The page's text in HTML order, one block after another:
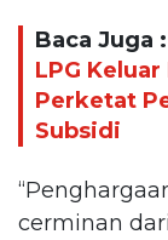
Baca Juga :
LPG
Perketat
Subsidi
cerminan